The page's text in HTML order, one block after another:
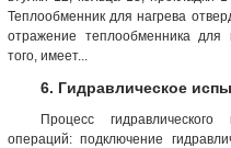
Теплообменник для нагрева
отражение теплообменника для
того, имеет...
6. Гидравлическое
Процесс
операций: подключение